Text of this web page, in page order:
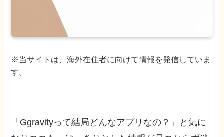
※当サイトは、海外在住者に向けて情報を発信していま
す。
「Ggravityって結局どんなアプリなの？」と気に